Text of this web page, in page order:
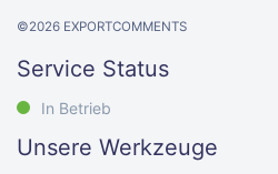
©2026 EXPORTCOMMENTS
Service Status
In Betrieb
Unsere Werkzeuge